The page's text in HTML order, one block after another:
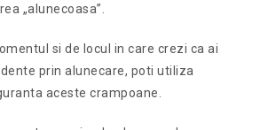
„alunecoasa”.
si de locul in care crezi ca ai
prin alunecare, poti utiliza
aceste crampoane.